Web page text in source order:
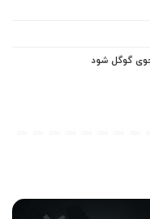
گوگل شود